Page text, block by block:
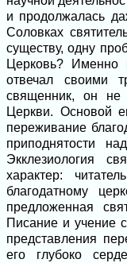
и продолжалась
Соловках
существу, одну
Церковь? Именно
отвечал своими
священник, он
Церкви. Основой
переживание
приподнятости
Экклезиология
характер:
благодатному
предложенная
Писание и учение
представления
его глубоко